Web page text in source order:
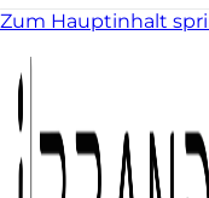
Zum Hauptinhalt